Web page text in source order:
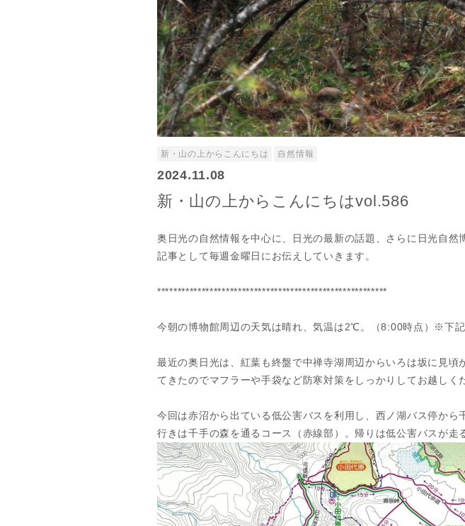
新・山の上からこんにちは 自然情報
2024.11.08
新・山の上からこんにちはvol.586
奥日光の自然情報を中心に、日光の最新の話題、さらに日光自
記事として毎週金曜日にお伝えしていきます。
*********************************************************
今朝の博物館周辺の天気は晴れ、気温は2℃。（8:00時点）※下記
最近の奥日光は、紅葉も終盤で中禅寺湖周辺からいろは坂に見
てきたのでマフラーや手袋など防寒対策をしっかりしてお越しく
今回は赤沼から出ている低公害バスを利用し、西ノ湖バス停から
行きは千手の森を通るコース（赤線部）。帰りは低公害バスが走